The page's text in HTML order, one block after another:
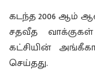
கடந்த 2006 ஆம்
சதவீத
கட்சியின்
செய்தது.